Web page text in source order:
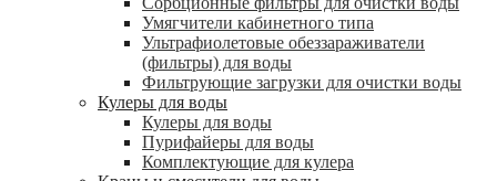
Умягчители кабинетного типа
Ультрафиолетовые обеззараживатели
(фильтры) для воды
Фильтрующие загрузки для очистки воды
Кулеры для воды
Кулеры для воды
Пурифайеры для воды
Комплектующие для кулера